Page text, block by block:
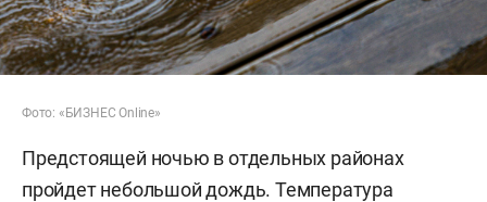
Фото: «БИЗНЕС Online»
Предстоящей ночью в отдельных районах
пройдет небольшой дождь. Температура